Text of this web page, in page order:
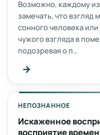
Возможно, каждому
замечать, что взгляд
сонного человека
чужого взгляда в
подозревая о п…
→
НЕПОЗНАННОЕ
Искаженное
восприятие